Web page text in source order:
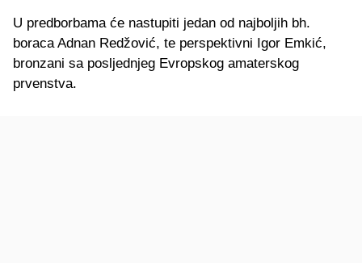
U predborbama će nastupiti jedan od najboljih bh.
boraca Adnan Redžović, te perspektivni Igor Emkić,
bronzani sa posljednjeg Evropskog amaterskog
prvenstva.